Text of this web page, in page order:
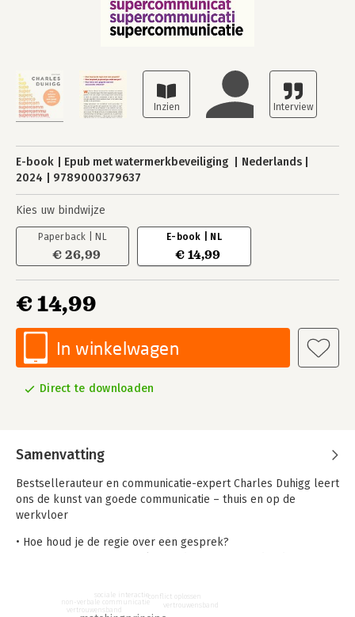
E-book Epub met watermerkbeveiliging
Nederlands
2024
9789000379637
Kies uw bindwijze
Paperback | NL
€ 26,99
E-book | NL
€ 14,99
€ 14,99
In winkelwagen
Direct te downloaden
Samenvatting
Bestsellerauteur en communicatie-expert Charles Duhigg leert
ons de kunst van goede communicatie – thuis en op de
werkvloer
• Hoe houd je de regie over een gesprek?
vertrouwensband
non-verbale communicatie
sociale interactie conflict oplossen
vertrouwensband